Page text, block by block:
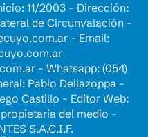
11/2003 - Dirección:
de Circunvalación -
- Email:
- Whatsapp: (054)
Pablo Dellazoppa -
Castillo - Editor Web:
del medio -
S.A.C.I.F.